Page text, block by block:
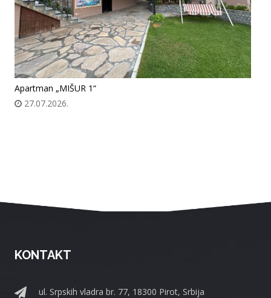
Apartman „MIŠUR 1“
27.07.2026.
KONTAKT
ul. Srpskih vladra br. 77, 18300 Pirot, Srbija